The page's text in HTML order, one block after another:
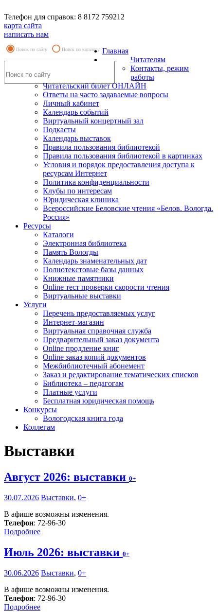
Телефон для справок: 8 8172 759212
карта сайта
написать нам
Поиск по сайту Поиск по каталогу Главная
Читателям
Контакты, режим
работы
Читательский билет ОНЛАЙН
Ответы на часто задаваемые вопросы
Личный кабинет
Календарь событий
Виртуальный концертный зал
Подкасты
Календарь выставок
Правила пользования библиотекой
Правила пользования библиотекой в картинках
Условия и порядок предоставления доступа к
ресурсам Интернет
Политика конфиденциальности
Клубы по интересам
Юридическая клиника
Всероссийские Беловские чтения «Белов. Вологда.
Россия»
Ресурсы
Каталоги
Электронная библиотека
Память Вологды
Календарь знаменательных дат
Полнотекстовые базы данных
Книжные памятники
Online тест проверки скорости чтения
Виртуальные выставки
Услуги
Перечень предоставляемых услуг
Интернет-магазин
Виртуальная справочная служба
Предварительный заказ документа
Online продление книг
Online заказ копий документов
Межбиблиотечный абонемент
Заказ и редактирование тематических списков
Библиотека – педагогам
Платные услуги
Бесплатная юридическая помощь
Конкурсы
Вологодская книга года
Коллегам
Выставки
Август 2026: выставки 0+
30.07.2026 Выставки, 0+
В афише возможны изменения.
Телефон: 72-96-30
Подробнее
Июль 2026: выставки 0+
30.06.2026 Выставки, 0+
В афише возможны изменения.
Телефон: 72-96-30
Подробнее